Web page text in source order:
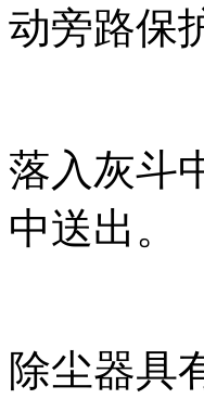
动旁路保
落入灰斗
中送出。
除尘器具